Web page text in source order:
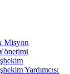
Misyon
Yardımcısı